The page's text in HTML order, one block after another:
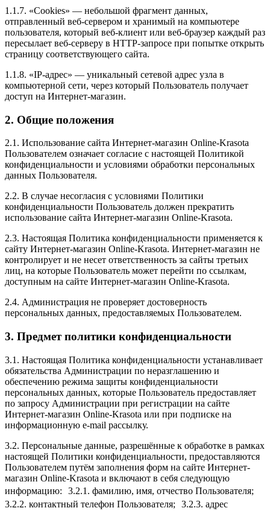
1.1.7. «Cookies» — небольшой фрагмент данных,
отправленный веб-сервером и хранимый на компьютере
пользователя, который веб-клиент или веб-браузер каждый раз
пересылает веб-серверу в HTTP-запросе при попытке открыть
страницу соответствующего сайта.
1.1.8. «IP-адрес» — уникальный сетевой адрес узла в
компьютерной сети, через который Пользователь получает
доступ на Интернет-магазин.
2. Общие положения
2.1. Использование сайта Интернет-магазин Online-Krasota
Пользователем означает согласие с настоящей Политикой
конфиденциальности и условиями обработки персональных
данных Пользователя.
2.2. В случае несогласия с условиями Политики
конфиденциальности Пользователь должен прекратить
использование сайта Интернет-магазин Online-Krasota.
2.3. Настоящая Политика конфиденциальности применяется к
сайту Интернет-магазин Online-Krasota. Интернет-магазин не
контролирует и не несет ответственность за сайты третьих
лиц, на которые Пользователь может перейти по ссылкам,
доступным на сайте Интернет-магазин Online-Krasota.
2.4. Администрация не проверяет достоверность
персональных данных, предоставляемых Пользователем.
3. Предмет политики конфиденциальности
3.1. Настоящая Политика конфиденциальности устанавливает
обязательства Администрации по неразглашению и
обеспечению режима защиты конфиденциальности
персональных данных, которые Пользователь предоставляет
по запросу Администрации при регистрации на сайте
Интернет-магазин Online-Krasota или при подписке на
информационную e-mail рассылку.
3.2. Персональные данные, разрешённые к обработке в рамках
настоящей Политики конфиденциальности, предоставляются
Пользователем путём заполнения форм на сайте Интернет-
магазин Online-Krasota и включают в себя следующую
информацию: 3.2.1. фамилию, имя, отчество Пользователя;
3.2.2. контактный телефон Пользователя; 3.2.3. адрес